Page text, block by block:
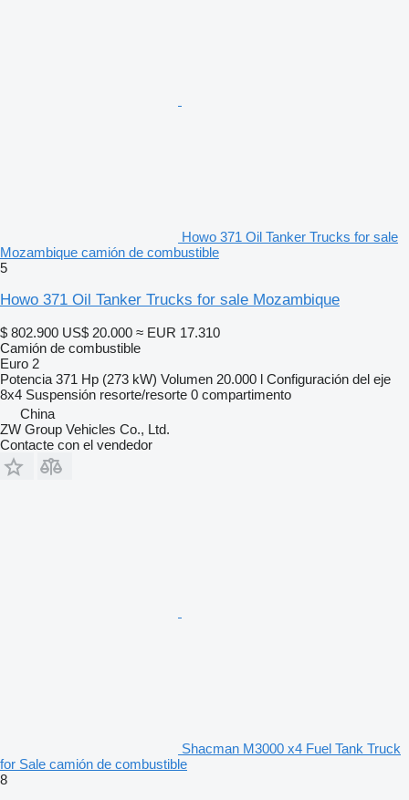
Howo 371 Oil Tanker Trucks for sale
Mozambique camión de combustible
5
Howo 371 Oil Tanker Trucks for sale Mozambique
$ 802.900 US$ 20.000 ≈ EUR 17.310
Camión de combustible
Euro 2
Potencia 371 Hp (273 kW) Volumen 20.000 l Configuración del eje
8x4 Suspensión resorte/resorte 0 compartimento
China
ZW Group Vehicles Co., Ltd.
Contacte con el vendedor
Shacman M3000 x4 Fuel Tank Truck
for Sale camión de combustible
8